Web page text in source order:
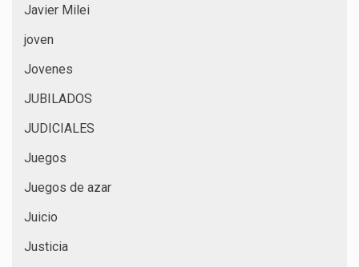
Javier Milei
joven
Jovenes
JUBILADOS
JUDICIALES
Juegos
Juegos de azar
Juicio
Justicia